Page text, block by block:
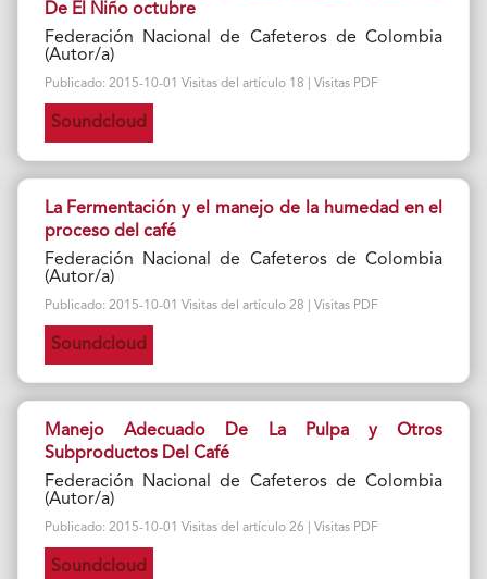
De El Niño octubre
Federación Nacional de Cafeteros de Colombia
(Autor/a)
Publicado: 2015-10-01 Visitas del artículo 18 | Visitas PDF
Soundcloud
La Fermentación y el manejo de la humedad en el
proceso del café
Federación Nacional de Cafeteros de Colombia
(Autor/a)
Publicado: 2015-10-01 Visitas del artículo 28 | Visitas PDF
Soundcloud
Manejo Adecuado De La Pulpa y Otros
Subproductos Del Café
Federación Nacional de Cafeteros de Colombia
(Autor/a)
Publicado: 2015-10-01 Visitas del artículo 26 | Visitas PDF
Soundcloud